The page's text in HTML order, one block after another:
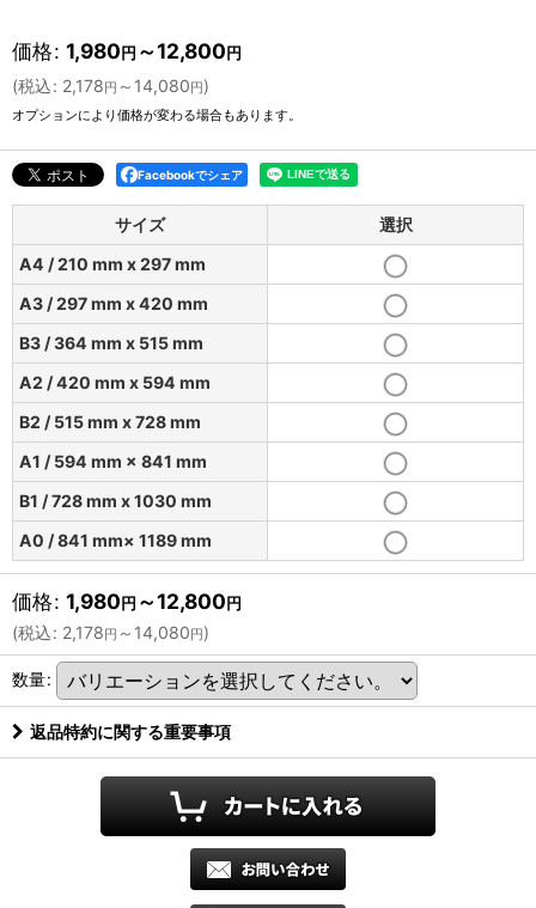
価格: 1,980円 ～12,800円
(税込: 2,178円 ～14,080円)
オプションにより価格が変わる場合もあります。
Facebookでシェア
サイズ
選択
A4 / 210 mm x 297 mm
A3 / 297 mm x 420 mm
B3 / 364 mm x 515 mm
A2 / 420 mm x 594 mm
B2 / 515 mm x 728 mm
A1 / 594 mm × 841 mm
B1 / 728 mm x 1030 mm
A0 / 841 mm× 1189 mm
価格: 1,980円 ～12,800円
(税込: 2,178円 ～14,080円)
数量:
返品特約に関する重要事項